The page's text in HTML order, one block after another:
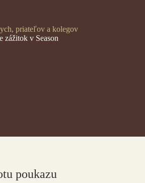
priateľov a kolegov
zážitok v Season
poukazu